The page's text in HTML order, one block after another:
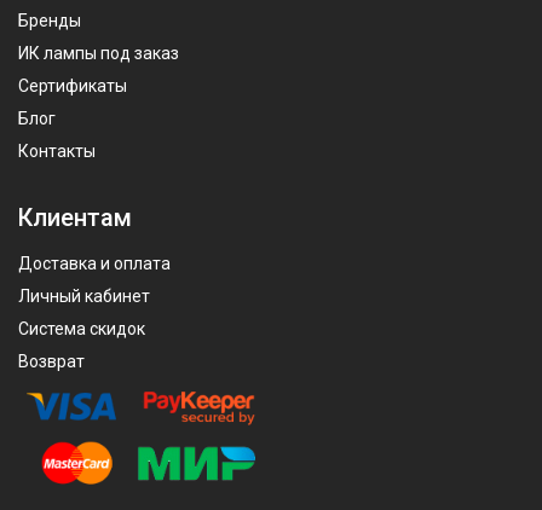
Бренды
ИК лампы под заказ
Сертификаты
Блог
Контакты
Клиентам
Доставка и оплата
Личный кабинет
Система скидок
Возврат